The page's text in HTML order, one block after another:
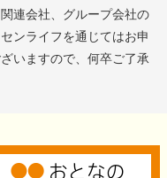
連会社、グループ会社の
ンライフを通じてはお申
いますので、何卒ご了承